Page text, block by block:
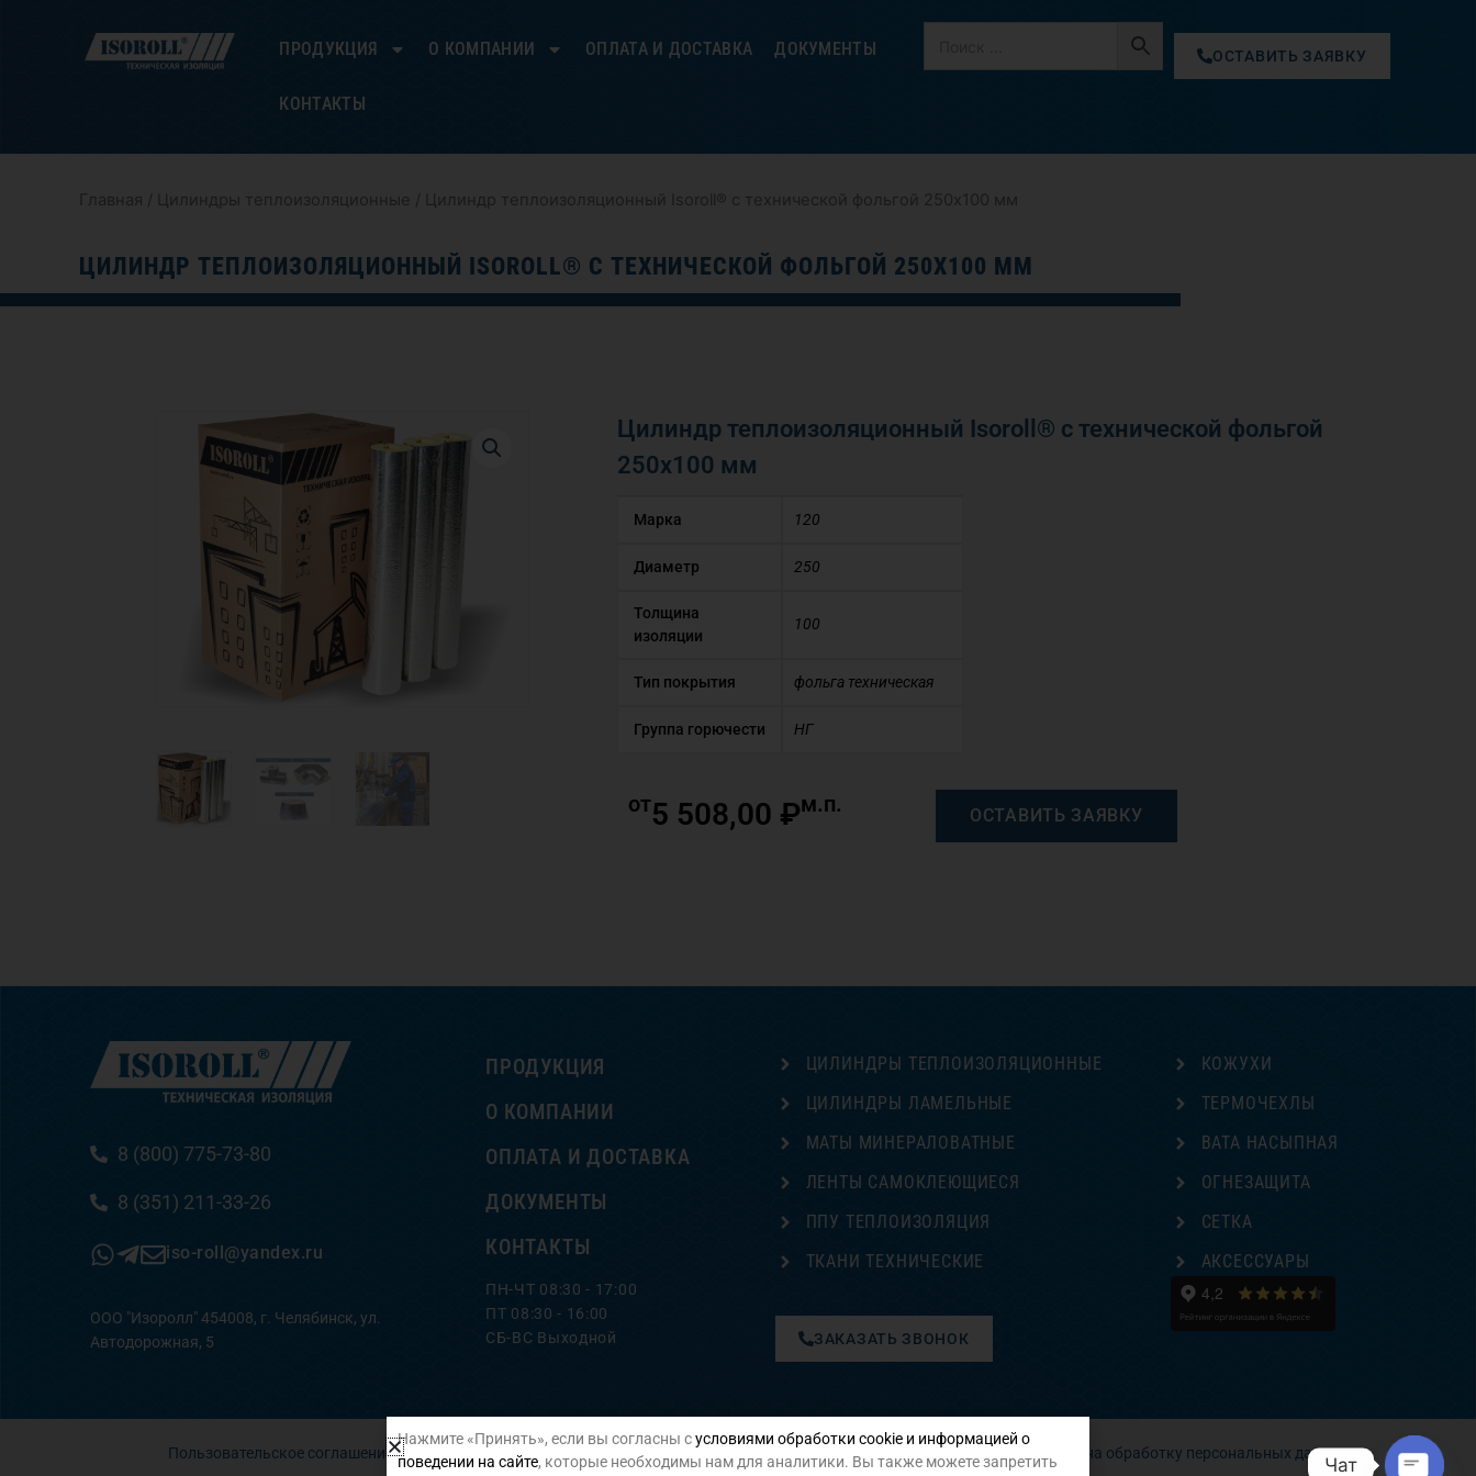
ПРОДУКЦИЯ О КОМПАНИИ ОПЛАТА И ДОСТАВКА ДОКУМЕНТЫ
КОНТАКТЫ
ОСТАВИТЬ ЗАЯВКУ
Главная / Цилиндры теплоизоляционные / Цилиндр теплоизоляционный Isoroll® с технической фольгой 250х100 мм
ЦИЛИНДР ТЕПЛОИЗОЛЯЦИОННЫЙ ISOROLL® С ТЕХНИЧЕСКОЙ ФОЛЬГОЙ 250Х100 ММ
Цилиндр теплоизоляционный Isoroll® с технической фольгой
250х100 мм
Марка 120
Диаметр 250
Толщина
изоляции
100
Тип покрытия фольга техническая
Группа горючести НГ
от5 508,00 ₽м.п. ОСТАВИТЬ ЗАЯВКУ
8 (800) 775-73-80
8 (351) 211-33-26
iso-roll@yandex.ru
ООО "Изоролл" 454008, г. Челябинск, ул.
Автодорожная, 5
ПРОДУКЦИЯ
О КОМПАНИИ
ОПЛАТА И ДОСТАВКА
ДОКУМЕНТЫ
КОНТАКТЫ
ПН-ЧТ 08:30 - 17:00
ПТ 08:30 - 16:00
СБ-ВС Выходной
ЦИЛИНДРЫ ТЕПЛОИЗОЛЯЦИОННЫЕ
ЦИЛИНДРЫ ЛАМЕЛЬНЫЕ
МАТЫ МИНЕРАЛОВАТНЫЕ
ЛЕНТЫ САМОКЛЕЮЩИЕСЯ
ППУ ТЕПЛОИЗОЛЯЦИЯ
ТКАНИ ТЕХНИЧЕСКИЕ
ЗАКАЗАТЬ ЗВОНОК
КОЖУХИ
ТЕРМОЧЕХЛЫ
ВАТА НАСЫПНАЯ
ОГНЕЗАЩИТА
СЕТКА
АКСЕССУАРЫ
Пользовательское соглашение Политика конфиденциальности Согласие на обработку персональных данных
Чат
Нажмите «Принять», если вы согласны сусловиями обработки cookie и информацией о
поведении на сайте, которые необходимы нам для аналитики. Вы также можете запретить